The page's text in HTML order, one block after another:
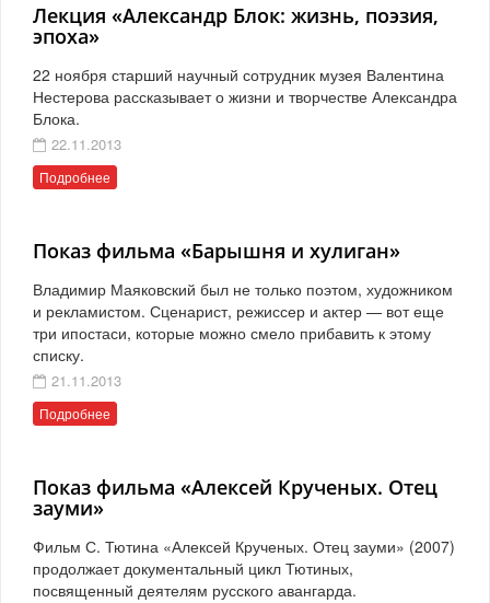
Лекция «Александр Блок: жизнь, поэзия,
эпоха»
22 ноября старший научный сотрудник музея Валентина
Нестерова рассказывает о жизни и творчестве Александра
Блока.
22.11.2013
Подробнее
Показ фильма «Барышня и хулиган»
Владимир Маяковский был не только поэтом, художником
и рекламистом. Сценарист, режиссер и актер — вот еще
три ипостаси, которые можно смело прибавить к этому
списку.
21.11.2013
Подробнее
Показ фильма «Алексей Крученых. Отец
зауми»
Фильм С. Тютина «Алексей Крученых. Отец зауми» (2007)
продолжает документальный цикл Тютиных,
посвященный деятелям русского авангарда.